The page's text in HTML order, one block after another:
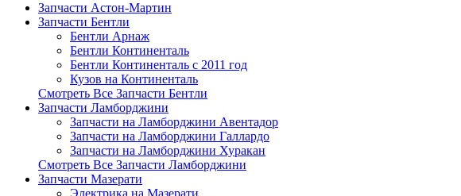
Запчасти Астон-Мартин
Запчасти Бентли
Бентли Арнаж
Бентли Континенталь
Бентли Континенталь с 2011 год
Кузов на Континенталь
Смотреть Все Запчасти Бентли
Запчасти Ламборджини
Запчасти на Ламборджини Авентадор
Запчасти на Ламборджини Галлардо
Запчасти на Ламборджини Хуракан
Смотреть Все Запчасти Ламборджини
Запчасти Мазерати
Электрика на Мазерати